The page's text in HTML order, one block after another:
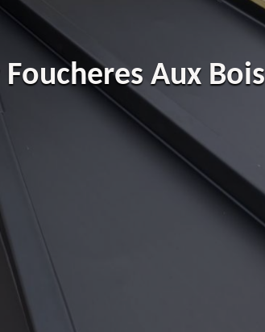
Aux Bois